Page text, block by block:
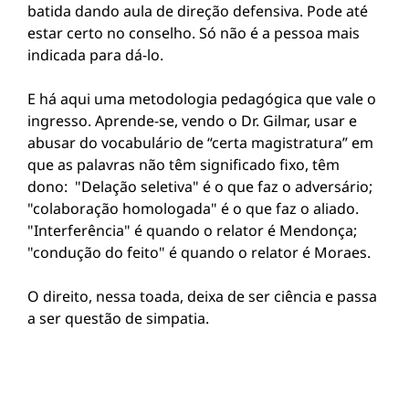
batida dando aula de direção defensiva. Pode até
estar certo no conselho. Só não é a pessoa mais
indicada para dá-lo.
E há aqui uma metodologia pedagógica que vale o
ingresso. Aprende-se, vendo o Dr. Gilmar, usar e
abusar do vocabulário de “certa magistratura” em
que as palavras não têm significado fixo, têm
dono: "Delação seletiva" é o que faz o adversário;
"colaboração homologada" é o que faz o aliado.
"Interferência" é quando o relator é Mendonça;
"condução do feito" é quando o relator é Moraes.
O direito, nessa toada, deixa de ser ciência e passa
a ser questão de simpatia.